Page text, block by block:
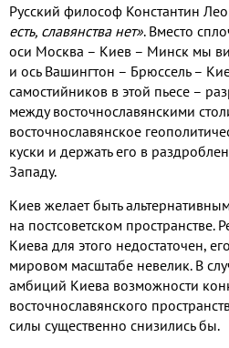
Русский философ Константин
есть, славянства нет». Вместо
оси Москва – Киев – Минск мы
и ось Вашингтон – Брюссель –
самостийников в этой пьесе –
между восточнославянскими
восточнославянское
куски и держать его в
Западу.
Киев желает быть
на постсоветском пространстве.
Киева для этого недостаточен,
мировом масштабе невелик. В
амбиций Киева возможности
восточнославянского
силы существенно снизились бы.